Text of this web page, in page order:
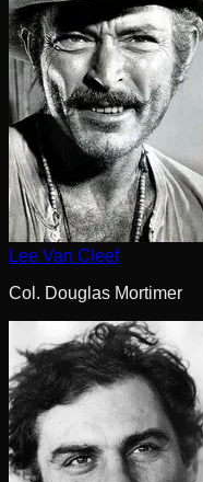
Lee Van Cleef
Col. Douglas Mortimer